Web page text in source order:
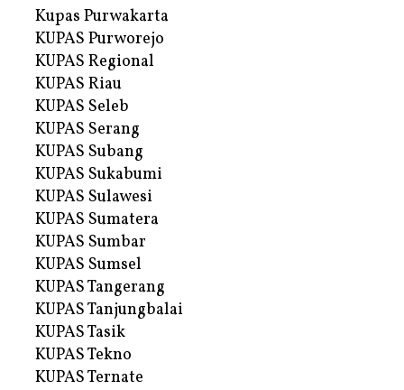
Kupas Purwakarta
KUPAS Purworejo
KUPAS Regional
KUPAS Riau
KUPAS Seleb
KUPAS Serang
KUPAS Subang
KUPAS Sukabumi
KUPAS Sulawesi
KUPAS Sumatera
KUPAS Sumbar
KUPAS Sumsel
KUPAS Tangerang
KUPAS Tanjungbalai
KUPAS Tasik
KUPAS Tekno
KUPAS Ternate